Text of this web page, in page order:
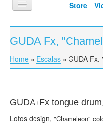
Store
INICIO
TIPOS DE GUDA
DISEÑOS
INFORMACIÓN
VÍDEOS
GUDA Fx,
You are here
Home » Escalas » GUDA Fx,
GUDA+Fx tongue drum,
Lotos design, "Chameleon"